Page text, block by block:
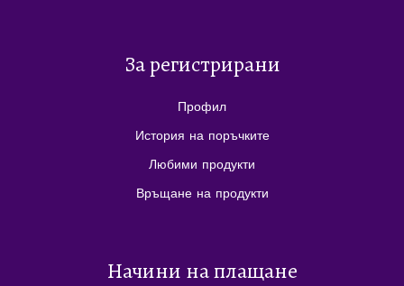
За регистрирани
Профил
История на поръчките
Любими продукти
Връщане на продукти
Начини на плащане